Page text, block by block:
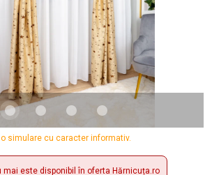
simulare cu caracter informativ.
mai este disponibil în oferta Hărnicuța.ro